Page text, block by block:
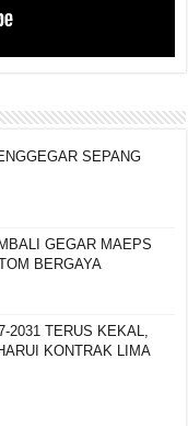
SEPANG
GEGAR MAEPS
BERGAYA
2031 TERUS KEKAL,
KONTRAK LIMA